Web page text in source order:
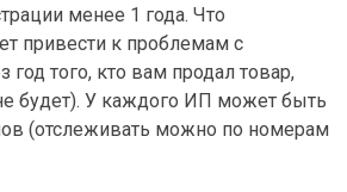
менее 1 года. Что
привести к проблемам с
год того, кто вам продал товар,
будет). У каждого ИП может быть
(отслеживать можно по номерам